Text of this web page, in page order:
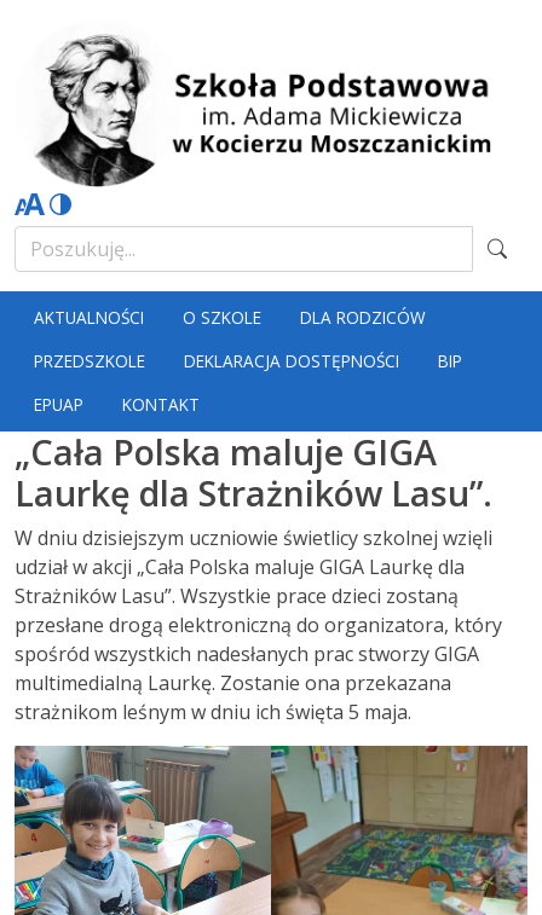
AKTUALNOŚCI O SZKOLE
DLA RODZICÓW
PRZEDSZKOLE
DEKLARACJA DOSTĘPNOŚCI
BIP
EPUAP
KONTAKT
„Cała Polska maluje GIGA
Laurkę dla Strażników Lasu”.
W dniu dzisiejszym uczniowie świetlicy szkolnej wzięli
udział w akcji „Cała Polska maluje GIGA Laurkę dla
Strażników Lasu”. Wszystkie prace dzieci zostaną
przesłane drogą elektroniczną do organizatora, który
spośród wszystkich nadesłanych prac stworzy GIGA
multimedialną Laurkę. Zostanie ona przekazana
strażnikom leśnym w dniu ich święta 5 maja.